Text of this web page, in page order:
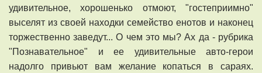
удивительное, хорошенько отмоют, "гостеприимно"
выселят из своей находки семейство енотов и наконец
торжественно заведут... О чем это мы? Ах да - рубрика
"Познавательное" и ее удивительные авто-герои
надолго привьют вам желание копаться в сараях.